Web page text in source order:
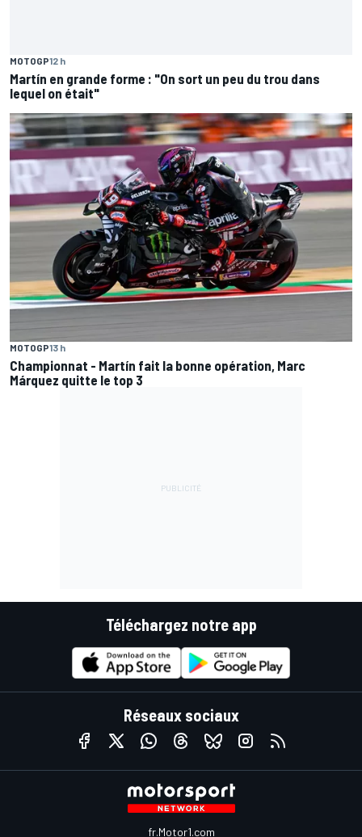
MOTOGP12 h
Martín en grande forme : "On sort un peu du trou dans
lequel on était"
MOTOGP13 h
Championnat - Martín fait la bonne opération, Marc
Márquez quitte le top 3
Téléchargez notre app
Réseaux sociaux
fr.Motor1.com